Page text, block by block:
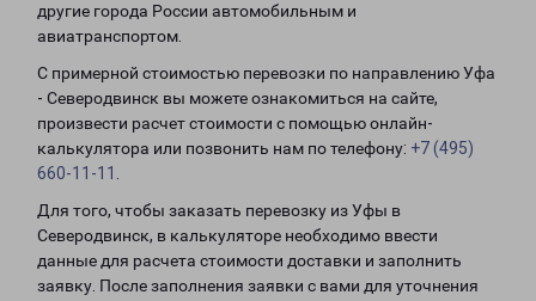
другие города России автомобильным и
авиатранспортом.
С примерной стоимостью перевозки по направлению Уфа
- Северодвинск вы можете ознакомиться на сайте,
произвести расчет стоимости с помощью онлайн-
калькулятора или позвонить нам по телефону: +7 (495)
660-11-11
Для того, чтобы заказать перевозку из Уфы в
Северодвинск, в калькуляторе необходимо ввести
данные для расчета стоимости доставки и заполнить
заявку. После заполнения заявки с вами для уточнения